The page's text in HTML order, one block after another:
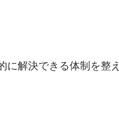
に解決できる体制を整え